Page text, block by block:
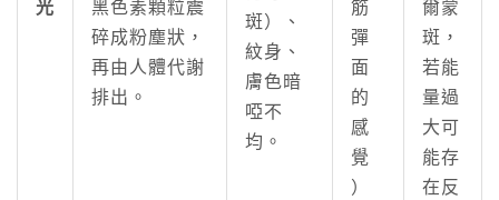
光
黑色素顆粒震
碎成粉塵狀，
再由人體代謝
排出。
斑）、
紋身、
膚色暗
啞不
均。
筋
彈
面
的
感
覺
）
爾蒙
斑，
若能
量過
大可
能存
在反